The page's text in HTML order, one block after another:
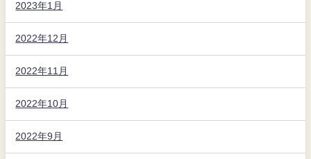
2023年1月
2022年12月
2022年11月
2022年10月
2022年9月